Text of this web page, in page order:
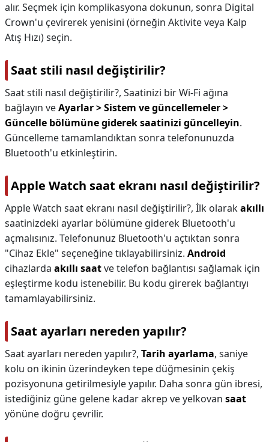
alır. Seçmek için komplikasyona dokunun, sonra Digital
Crown'u çevirerek yenisini (örneğin Aktivite veya Kalp
Atış Hızı) seçin.
Saat stili nasıl değiştirilir?
Saat stili nasıl değiştirilir?, Saatinizi bir Wi-Fi ağına
bağlayın veAyarlar > Sistem ve güncellemeler >
Güncelle bölümüne giderek saatinizi güncelleyin.
Güncelleme tamamlandıktan sonra telefonunuzda
Bluetooth'u etkinleştirin.
Apple Watch saat ekranı nasıl değiştirilir?
Apple Watch saat ekranı nasıl değiştirilir?, İlk olarakakıllı
saatinizdeki ayarlar bölümüne giderek Bluetooth'u
açmalısınız. Telefonunuz Bluetooth'u açtıktan sonra
"Cihaz Ekle" seçeneğine tıklayabilirsiniz. Android
cihazlarda akıllı saatve telefon bağlantısı sağlamak için
eşleştirme kodu istenebilir. Bu kodu girerek bağlantıyı
tamamlayabilirsiniz.
Saat ayarları nereden yapılır?
Saat ayarları nereden yapılır?, Tarih ayarlama, saniye
kolu on ikinin üzerindeyken tepe düğmesinin çekiş
pozisyonuna getirilmesiyle yapılır. Daha sonra gün ibresi,
istediğiniz güne gelene kadar akrep ve yelkovan saat
yönüne doğru çevrilir.